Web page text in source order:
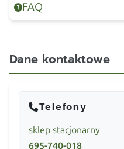
FAQ
Dane kontaktowe
Telefony
sklep stacjonarny
695-740-018